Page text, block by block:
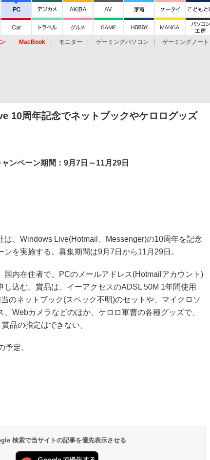
MacBook モニター ゲーミングパソコン ゲーミングノート
10周年記念でネットブックやケロログッズ
ャンペーン期間：9月7日～11月29日
、Windows Live(Hotmail、Messenger)の10周年を記念
ンを実施する。募集期間は9月7日から11月29日。
内在住者で、PCのメールアドレス(Hotmailアカウント)
し込む。賞品は、イーアクセスのADSL 50M 1年間使用
のネットブック(スペック不明)のセットや、マイクロソ
Webカメラなどのほか、ケロロ軍曹の各種グッズで、
品の指定はできない。
定。
検索で当サイトの記事を優先表示させる